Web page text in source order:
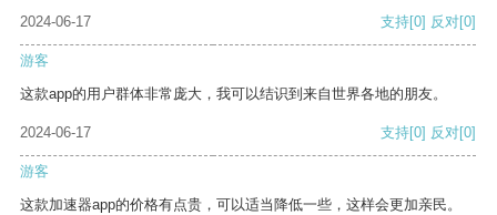
2024-06-17
支持[0] 反对[0]
游客
这款app的用户群体非常庞大，我可以结识到来自世界各地的朋友。
2024-06-17 支持[0] 反对[0]
游客
这款加速器app的价格有点贵，可以适当降低一些，这样会更加亲民。